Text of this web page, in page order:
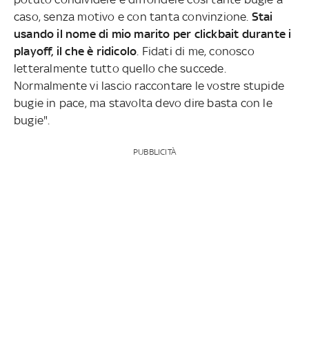
caso, senza motivo e con tanta convinzione. Stai
usando il nome di mio marito per clickbait durante i
playoff, il che è ridicolo . Fidati di me, conosco
letteralmente tutto quello che succede.
Normalmente vi lascio raccontare le vostre stupide
bugie in pace, ma stavolta devo dire basta con le
bugie".
PUBBLICITÀ